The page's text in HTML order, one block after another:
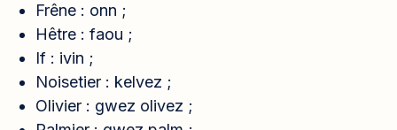
Frêne : onn ;
Hêtre : faou ;
If : ivin ;
Noisetier : kelvez ;
Olivier : gwez olivez ;